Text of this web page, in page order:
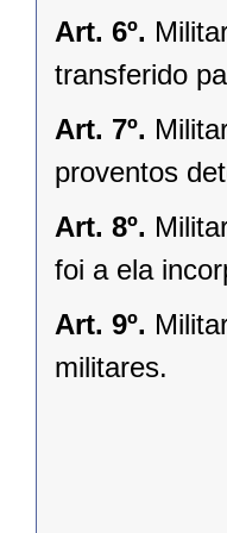
Art. 6º.
transferido
Art. 7º.
proventos
Art. 8º.
foi a ela
Art. 9º.
militares.